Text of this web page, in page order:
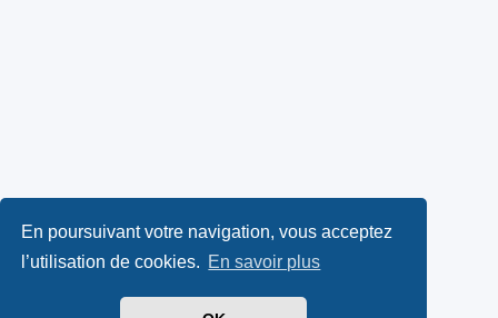
En poursuivant votre navigation, vous acceptez
l’utilisation de cookies. En savoir plus